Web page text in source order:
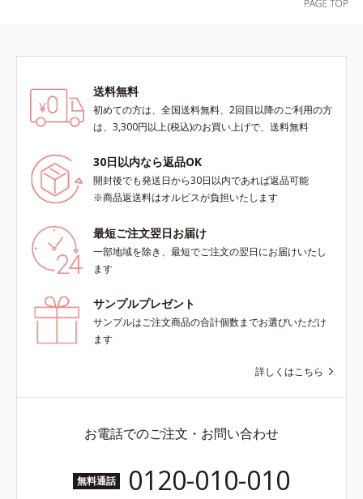
L-アスコルビン酸 2-グルコシド*8
キス(2)*9 乾燥など
みずみずしさをサポートするため
持続性、2種の保湿成分も配合し、
透明感を包括的にサポート。全方位
ケアのアプローチによって、肌本来
明肌を叶えます。L＝さっぱりタイ
プ（脂性肌～普通肌）M＝しっとり
タイプ（普通肌～乾性肌）*1 シ
こと*2 メラニンの生成を抑え、シ
ミ・ソバカスを防ぐ*3 うるおいに
よる透明感のある肌*4 日本化粧品
トに着目し、日本放射線影響学会第
53回大会で2010年10月に初めて発
表したこと*5 うるおいによる*6 メ
ラノサイトまで*7 L-アスコルビン
キス、油溶性甘草エキス（2）*9 乾
送料無料
初めての方は、全国送料無料、2回目以降のご利用の方
は、3,300円以上(税込)のお買い上げで、送料無料
30日以内なら返品OK
開封後でも発送日から30日以内であれば返品可能
※商品返送料はオルビスが負担いたします
最短ご注文翌日お届け
一部地域を除き、最短でご注文の翌日にお届けいたし
ます
サンプルプレゼント
サンプルはご注文商品の合計個数までお選びいただけ
ます
詳しくはこちら
お電話でのご注文・お問い合わせ
無料通話 0120-010-010